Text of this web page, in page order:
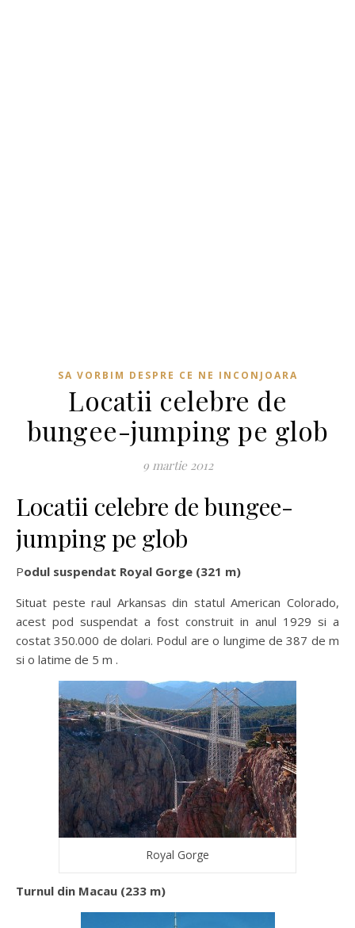
SA VORBIM DESPRE CE NE INCONJOARA
Locatii celebre de
bungee-jumping pe glob
9 martie 2012
Locatii celebre de bungee-
jumping pe glob
Podul suspendat Royal Gorge (321 m)
Situat peste raul Arkansas din statul American Colorado,
acest pod suspendat a fost construit in anul 1929 si a
costat 350.000 de dolari. Podul are o lungime de 387 de m
si o latime de 5 m .
Royal Gorge
Turnul din Macau (233 m)